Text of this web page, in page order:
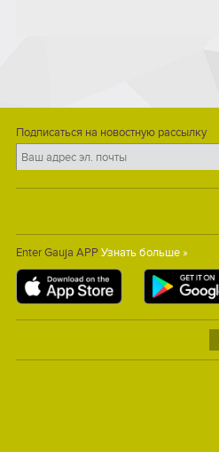
Подписаться на новостную рассылку
Enter Gauja APP Узнать больше »